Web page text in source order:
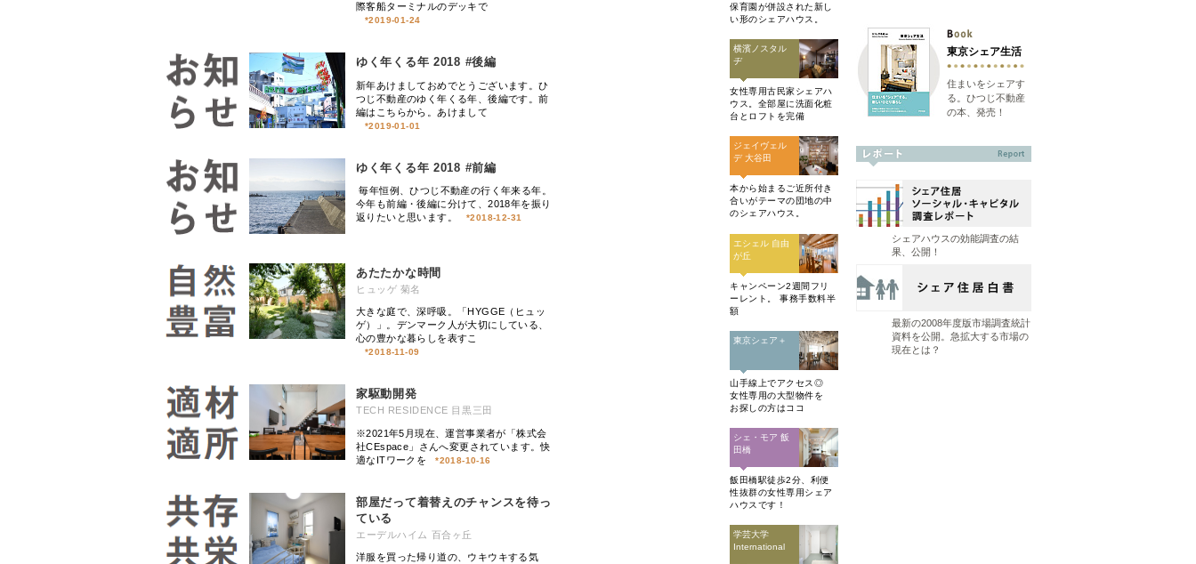
際客船ターミナルのデッキで
*2019-01-24
ゆく年くる年 2018 #後編
新年あけましておめでとうございます。ひ
つじ不動産のゆく年くる年、後編です。前
編はこちらから。あけまして
*2019-01-01
ゆく年くる年 2018 #前編
毎年恒例、ひつじ不動産の行く年来る年。
今年も前編・後編に分けて、2018年を振り
返りたいと思います。
*2018-12-31
あたたかな時間
ヒュッゲ 菊名
大きな庭で、深呼吸。「HYGGE（ヒュッ
ゲ）」。デンマーク人が大切にしている、
心の豊かな暮らしを表すこ
*2018-11-09
家駆動開発
TECH RESIDENCE 目黒三田
※2021年5月現在、運営事業者が「株式会
社CEspace」さんへ変更されています。快
適なITワークを
*2018-10-16
部屋だって着替えのチャンスを待っ
ている
エーデルハイム 百合ヶ丘
洋服を買った帰り道の、ウキウキする気
保育園が併設された新し
い形のシェアハウス。
横濱ノスタル
ヂ
女性専用古民家シェアハ
ウス。全部屋に洗面化粧
台とロフトを完備
ジェイヴェル
デ 大谷田
本から始まるご近所付き
合いがテーマの団地の中
のシェアハウス。
エシェル 自由
が丘
キャンペーン2週間フリ
ーレント。 事務手数料半
額
東京シェア＋
山手線上でアクセス◎
女性専用の大型物件を
お探しの方はココ
シェ・モア 飯
田橋
飯田橋駅徒歩2分、利便
性抜群の女性専用シェア
ハウスです！
学芸大学
International
東京シェア生活
住まいをシェアす
る。ひつじ不動産
の本、発売！
シェアハウスの効能調査の結
果、公開！
最新の2008年度版市場調査統計
資料を公開。急拡大する市場の
現在とは？